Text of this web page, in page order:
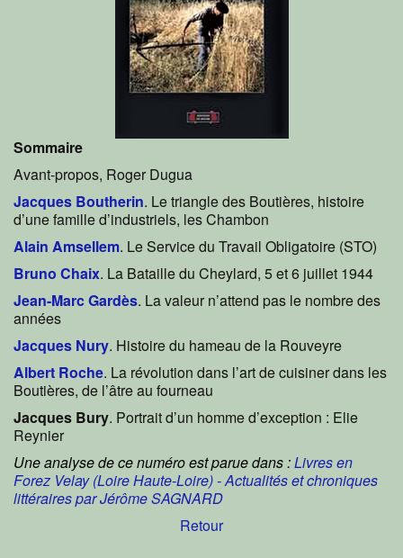
Sommaire
Avant-propos, Roger Dugua
Jacques Boutherin. Le triangle des Boutières, histoire
d’une famille d’industriels, les Chambon
Alain Amsellem. Le Service du Travail Obligatoire (STO)
Bruno Chaix. La Bataille du Cheylard, 5 et 6 juillet 1944
Jean-Marc Gardès. La valeur n’attend pas le nombre des
années
Jacques Nury. Histoire du hameau de la Rouveyre
Albert Roche. La révolution dans l’art de cuisiner dans les
Boutières, de l’âtre au fourneau
Jacques Bury. Portrait d’un homme d’exception : Elie
Reynier
Une analyse de ce numéro est parue dans :Livres en
Forez Velay (Loire Haute-Loire) - Actualités et chroniques
littéraires par Jérôme SAGNARD
Retour